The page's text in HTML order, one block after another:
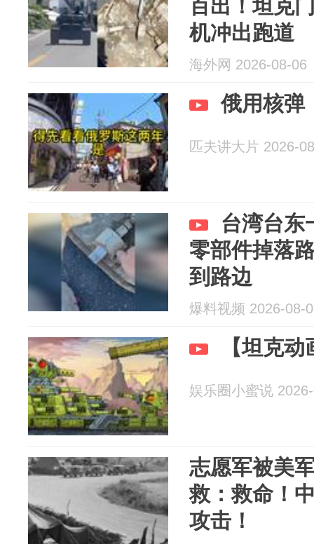
百出！坦克
机冲出跑道
海外网 2026-08-06
俄用核弹
匹夫讲大片 2026-
台湾台东
零部件掉落
到路边
爆料视频 2026-08-
【坦克
娱乐圈小蜜说
志愿军被美
救：救命！
攻击！